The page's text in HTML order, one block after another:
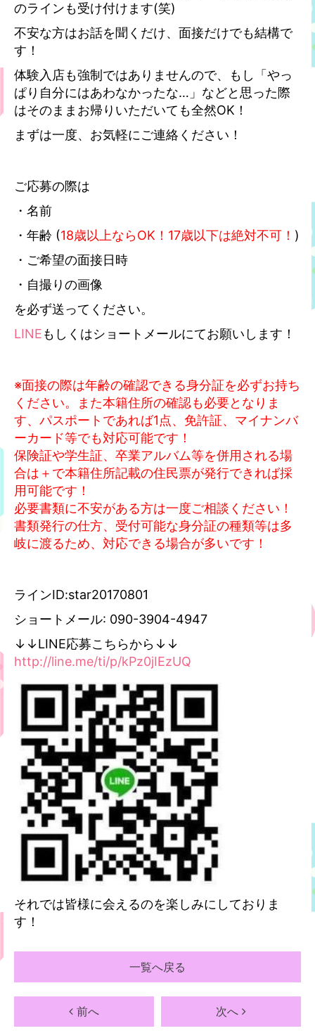
のラインも受け付けます(笑)
不安な方はお話を聞くだけ、面接だけでも結構で
す！
体験入店も強制ではありませんので、もし「やっ
ぱり自分にはあわなかったな…」などと思った際
はそのままお帰りいただいても全然OK！
まずは一度、お気軽にご連絡ください！
ご応募の際は
・名前
・年齢 (18歳以上ならOK！17歳以下は絶対不可！ )
・ご希望の面接日時
・自撮りの画像
を必ず送ってください。
LINEもしくはショートメールにてお願いします！
※面接の際は年齢の確認できる身分証を必ずお持ち
ください。また本籍住所の確認も必要となりま
す、パスポートであれば1点、免許証、マイナンバ
ーカード等でも対応可能です！
保険証や学生証、卒業アルバム等を併用される場
合は＋で本籍住所記載の住民票が発行できれば採
用可能です！
必要書類に不安がある方は一度ご相談ください！
書類発行の仕方、受付可能な身分証の種類等は多
岐に渡るため、対応できる場合が多いです！
ラインID:star20170801
ショートメール: 090-3904-4947
↓↓LINE応募こちらから↓↓
http://line.me/ti/p/kPz0jIEzUQ
それでは皆様に会えるのを楽しみにしておりま
す！
前へ
一覧へ戻る
次へ